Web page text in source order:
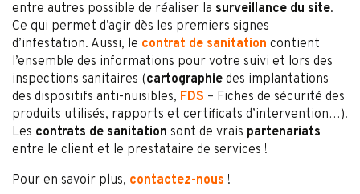
entre autres possible de réaliser la surveillance du site.
Ce qui permet d’agir dès les premiers signes
d’infestation. Aussi, le contrat de sanitation contient
l’ensemble des informations pour votre suivi et lors des
inspections sanitaires (cartographie des implantations
des dispositifs anti-nuisibles, FDS – Fiches de sécurité des
produits utilisés, rapports et certificats d’intervention…).
Les contrats de sanitation sont de vrais partenariats
entre le client et le prestataire de services !
Pour en savoir plus, contactez-nous !